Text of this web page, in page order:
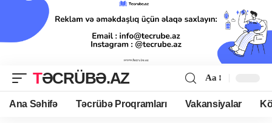
TƏCRÜBƏ.AZ Aa
Ana Səhifə Təcrübə Proqramları Vakansiyalar